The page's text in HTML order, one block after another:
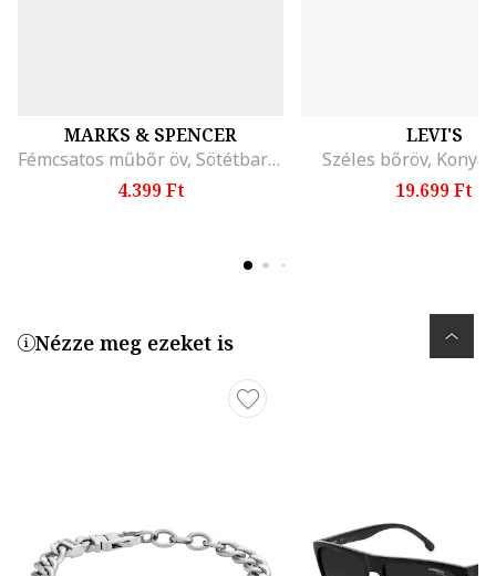
MARKS & SPENCER
Fémcsatos műbőr öv, Sötétbarna
4.399 Ft
LEVI'S
Széles bőröv,
19.699 Ft
Nézze meg ezeket is